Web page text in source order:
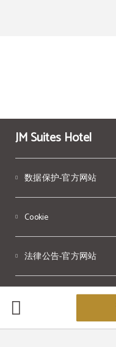
JM Suites Hotel
数据保护-官方网站
Cookie
法律公告-官方网站
Powered by Keytel